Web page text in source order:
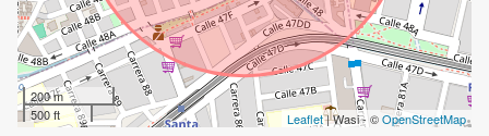
200 m
500 ft
Leaflet| Wasi - ©OpenStreetMap